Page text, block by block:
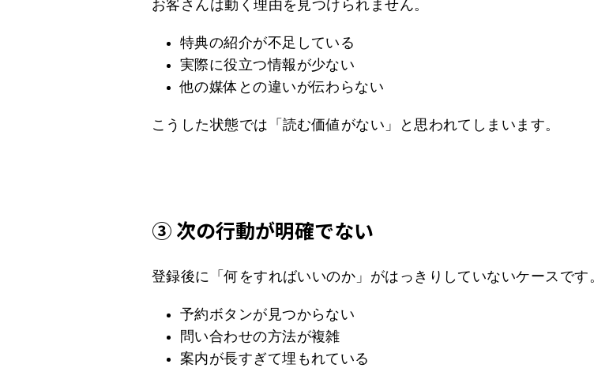
お客さんは動く理由を見つけられません。
特典の紹介が不足している
実際に役立つ情報が少ない
他の媒体との違いが伝わらない
こうした状態では「読む価値がない」と思われてしまいます。
③ 次の行動が明確でない
登録後に「何をすればいいのか」がはっきりしていないケースです。
予約ボタンが見つからない
問い合わせの方法が複雑
案内が長すぎて埋もれている